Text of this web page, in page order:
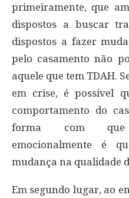
primeiramente, que
dispostos a buscar
dispostos a fazer
pelo casamento não
aquele que tem TDAH.
em crise, é possível
comportamento do
forma com que
emocionalmente é
mudança na qualidade
Em segundo lugar, ao